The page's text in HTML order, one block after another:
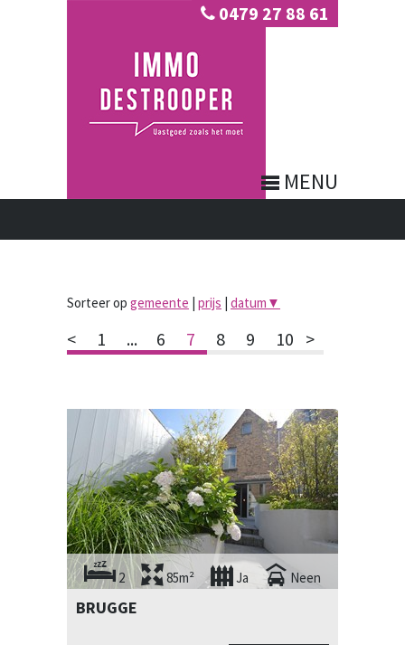
0479 27 88 61
MENU
Sorteer op gemeente | prijs | datum ▼
< 1 ... 6 7 8 9 10 >
2 85m² Ja Neen
BRUGGE